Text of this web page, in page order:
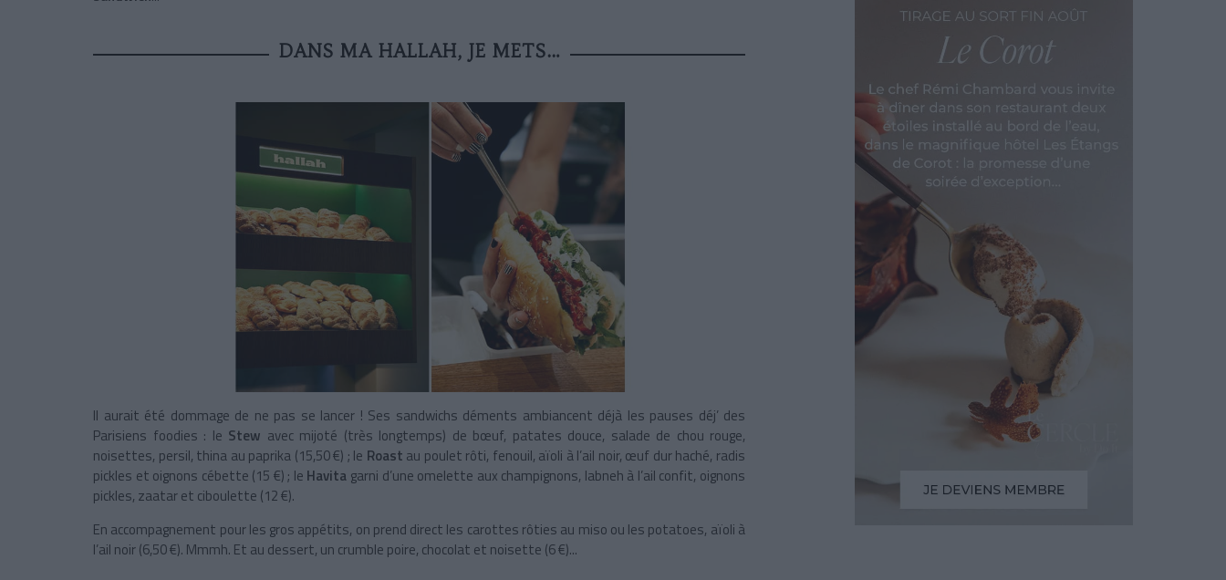
DANS MA HALLAH, JE METS…
Il aurait été dommage de ne pas se lancer ! Ses sandwichs déments ambiancent déjà les pauses déj’ des
Parisiens foodies : le Stew avec mijoté (très longtemps) de bœuf, patates douce, salade de chou rouge,
noisettes, persil, thina au paprika (15,50 €) ; le Roast au poulet rôti, fenouil, aïoli à l’ail noir, œuf dur haché, radis
pickles et oignons cébette (15 €) ; le Havita garni d’une omelette aux champignons, labneh à l’ail confit, oignons
pickles, zaatar et ciboulette (12 €).
En accompagnement pour les gros appétits, on prend direct les carottes rôties au miso ou les potatoes, aïoli à
l’ail noir (6,50 €). Mmmh. Et au dessert, un crumble poire, chocolat et noisette (6 €)...